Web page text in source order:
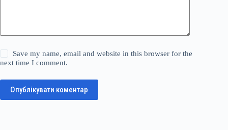
Save my name, email and website in this browser for the
next time I comment.
Опублікувати коментар